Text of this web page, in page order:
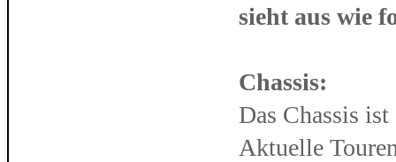
sieht aus wie
Chassis:
Das Chassis
Aktuelle